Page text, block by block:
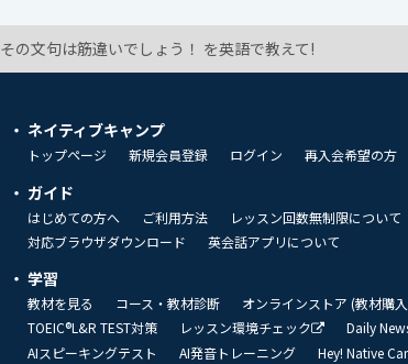
その文句は筋違いでしょう！ を英語で教えて!
ネイティブキャンプ
トップページ 新規会員登録 ログイン 再入会希望の方
ガイド
はじめての方へ ご利用方法 レッスン回数無制限について
対応ブラウザダウンロード
英会話アプリについて
学習
教材を見る コース・教材診断 オンラインストア (教材購
TOEIC®L&R TEST対策
レッスン環境チェック Daily
AIスピーキングテスト
AI発音トレーニング Hey! Native